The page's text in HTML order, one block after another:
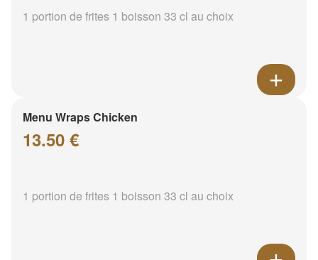
1 portion de frites 1 boisson 33 cl au choix
Menu Wraps Chicken
13.50 €
1 portion de frites 1 boisson 33 cl au choix